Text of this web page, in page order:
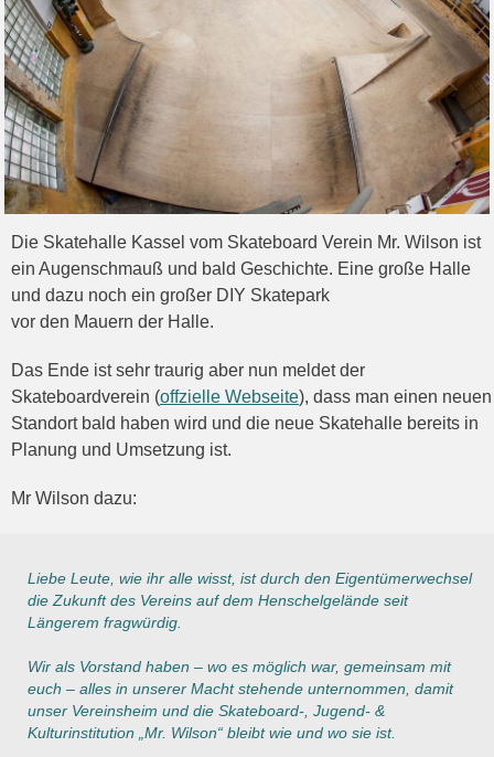
Die Skatehalle Kassel vom Skateboard Verein Mr. Wilson ist
ein Augenschmauß und bald Geschichte. Eine große Halle
und dazu noch ein großer DIY Skatepark
vor den Mauern der Halle.
Das Ende ist sehr traurig aber nun meldet der
Skateboardverein (offzielle Webseite), dass man einen neuen
Standort bald haben wird und die neue Skatehalle bereits in
Planung und Umsetzung ist.
Mr Wilson dazu:
Liebe Leute, wie ihr alle wisst, ist durch den Eigentümerwechsel
die Zukunft des Vereins auf dem Henschelgelände seit
Längerem fragwürdig.
Wir als Vorstand haben – wo es möglich war, gemeinsam mit
euch – alles in unserer Macht stehende unternommen, damit
unser Vereinsheim und die Skateboard-, Jugend- &
Kulturinstitution „Mr. Wilson“ bleibt wie und wo sie ist.